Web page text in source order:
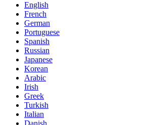
English
French
German
Portuguese
Spanish
Russian
Japanese
Korean
Arabic
Irish
Greek
Turkish
Italian